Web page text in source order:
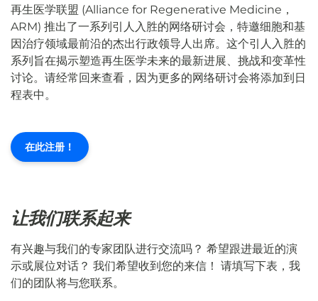
再生医学联盟 (Alliance for Regenerative Medicine，
ARM) 推出了一系列引人入胜的网络研讨会，特邀细胞和基
因治疗领域最前沿的杰出行政领导人出席。这个引人入胜的
系列旨在揭示塑造再生医学未来的最新进展、挑战和变革性
讨论。请经常回来查看，因为更多的网络研讨会将添加到日
程表中。
在此注册！
让我们联系起来
有兴趣与我们的专家团队进行交流吗？ 希望跟进最近的演
示或展位对话？ 我们希望收到您的来信！ 请填写下表，我
们的团队将与您联系。